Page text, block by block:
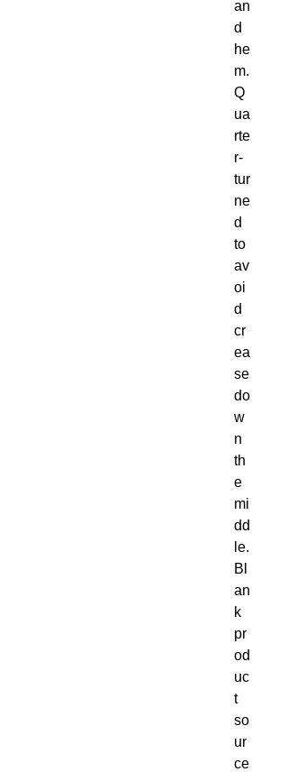
an
d
he
m.
Q
ua
rte
r-
tur
ne
d
to
av
oi
d
cr
ea
se
do
w
n
th
e
mi
dd
le.
Bl
an
k
pr
od
uc
t
so
ur
ce